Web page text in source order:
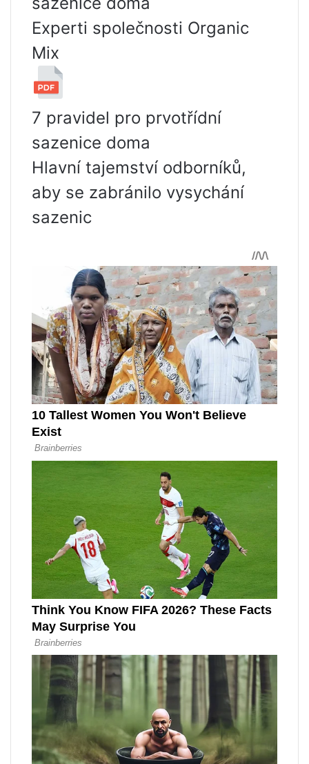
Experti společnosti Organic
Mix
7 pravidel pro prvotřídní
sazenice doma
Hlavní tajemství odborníků,
aby se zabránilo vysychání
sazenic